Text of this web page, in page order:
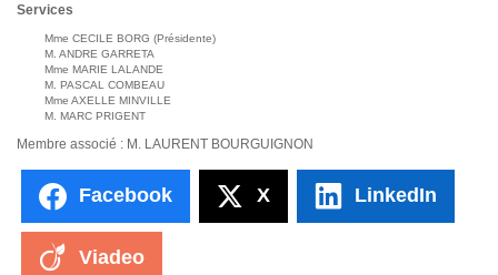
Services
Mme CECILE BORG (Présidente)
M. ANDRE GARRETA
Mme MARIE LALANDE
M. PASCAL COMBEAU
Mme AXELLE MINVILLE
M. MARC PRIGENT
Membre associé : M. LAURENT BOURGUIGNON
Facebook X LinkedIn
Viadeo